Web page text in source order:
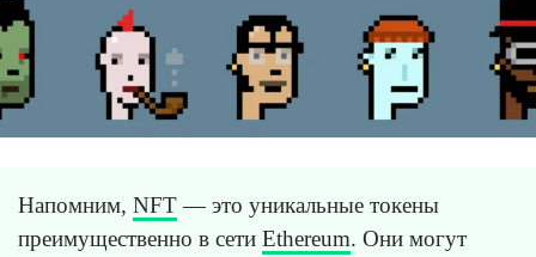
Напомним, NFT— это уникальные токены
преимущественно в сети Ethereum. Они могут